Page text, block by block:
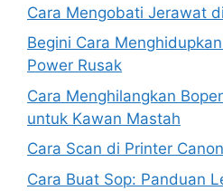
Cara Mengobati Jerawat
Begini Cara
Power Rusak
Cara Menghilangkan
untuk Kawan Mastah
Cara Scan di Printer Canon
Cara Buat Sop: Panduan